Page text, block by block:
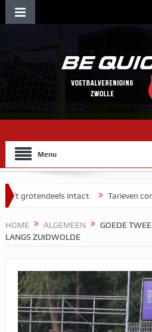
Menu
intact Tarieven contributie
HOME ALGEMEEN
GOEDE
LANGS ZUIDWOLDE